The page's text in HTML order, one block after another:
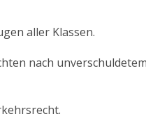
aller Klassen.
nach